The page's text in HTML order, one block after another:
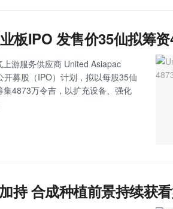
板IPO 发售价35仙拟筹
游服务供应商 United Asiapac
募股（IPO）计划，拟以每股35仙
4873万令吉，以扩充设备、强化
持 合成种植前景持续获